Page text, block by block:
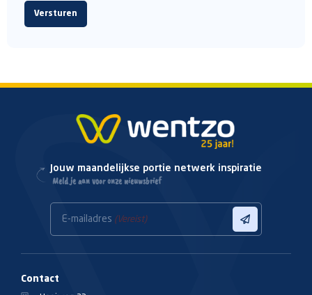
Jouw maandelijkse portie netwerk inspiratie
Meld je aan voor onze nieuwsbrief
E-mailadres (Vereist)
Contact